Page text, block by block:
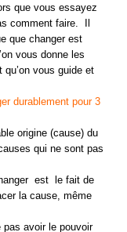
que vous essayez
comment faire. Il
que changer est
vous donne les
vous guide et
durablement pour 3
origine (cause) du
qui ne sont pas
est le fait de
la cause, même
pas avoir le pouvoir